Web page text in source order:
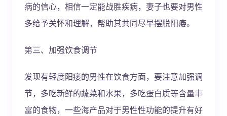
病的信心，相信一定能战胜疾病，妻子也要对男性
多给予关怀和理解，帮助其共同尽早摆脱阳痿。
第三、加强饮食调节
发现有轻度阳痿的男性在饮食方面，要注意加强调
节，多吃新鲜的蔬菜和水果，多吃蛋白质等含量丰
富的食物，一些海产品对于男性性功能的提升有好